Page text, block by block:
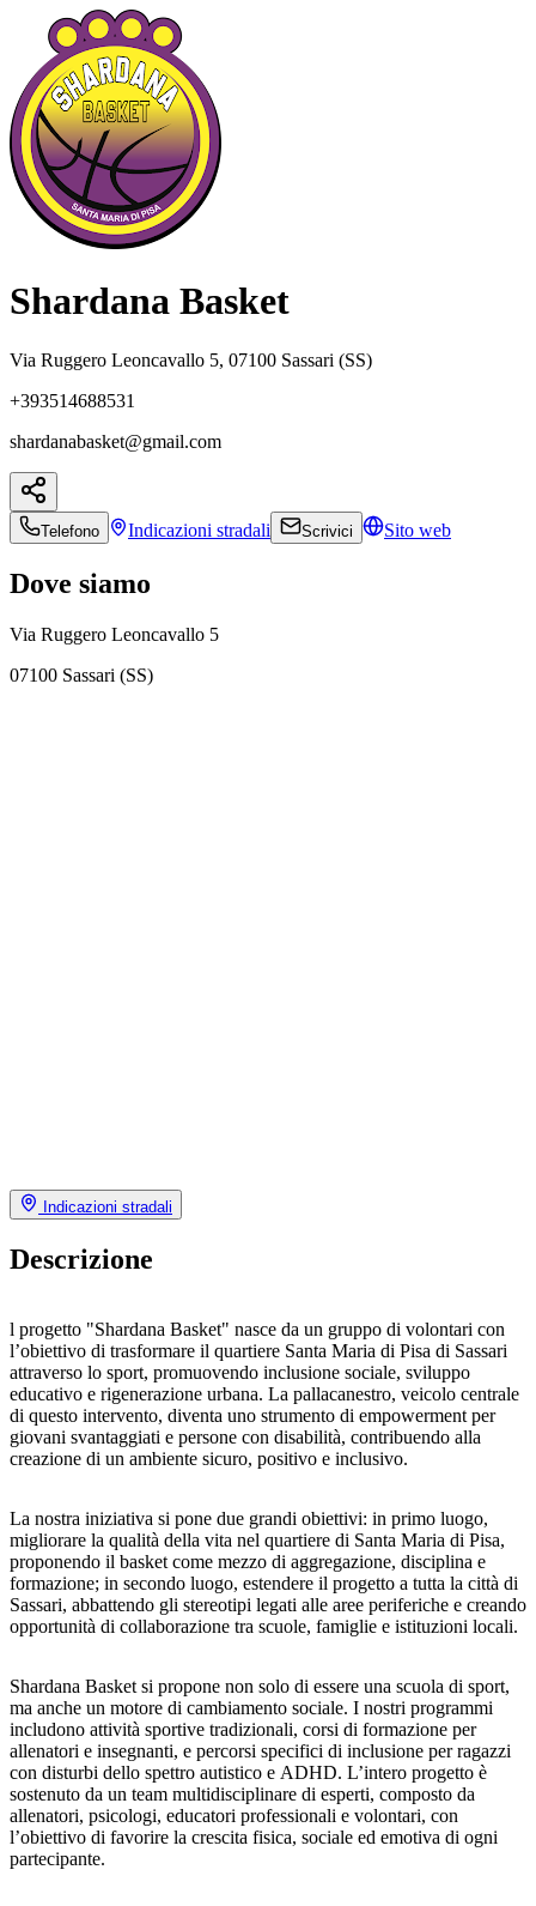
Shardana Basket
Via Ruggero Leoncavallo 5, 07100 Sassari (SS)
+393514688531
shardanabasket@gmail.com
Telefono Indicazioni stradali Scrivici Sito web
Dove siamo
Via Ruggero Leoncavallo 5
07100 Sassari (SS)
Indicazioni stradali
Descrizione
l progetto "Shardana Basket" nasce da un gruppo di volontari con
l’obiettivo di trasformare il quartiere Santa Maria di Pisa di Sassari
attraverso lo sport, promuovendo inclusione sociale, sviluppo
educativo e rigenerazione urbana. La pallacanestro, veicolo centrale
di questo intervento, diventa uno strumento di empowerment per
giovani svantaggiati e persone con disabilità, contribuendo alla
creazione di un ambiente sicuro, positivo e inclusivo.
La nostra iniziativa si pone due grandi obiettivi: in primo luogo,
migliorare la qualità della vita nel quartiere di Santa Maria di Pisa,
proponendo il basket come mezzo di aggregazione, disciplina e
formazione; in secondo luogo, estendere il progetto a tutta la città di
Sassari, abbattendo gli stereotipi legati alle aree periferiche e creando
opportunità di collaborazione tra scuole, famiglie e istituzioni locali.
Shardana Basket si propone non solo di essere una scuola di sport,
ma anche un motore di cambiamento sociale. I nostri programmi
includono attività sportive tradizionali, corsi di formazione per
allenatori e insegnanti, e percorsi specifici di inclusione per ragazzi
con disturbi dello spettro autistico e ADHD. L’intero progetto è
sostenuto da un team multidisciplinare di esperti, composto da
allenatori, psicologi, educatori professionali e volontari, con
l’obiettivo di favorire la crescita fisica, sociale ed emotiva di ogni
partecipante.